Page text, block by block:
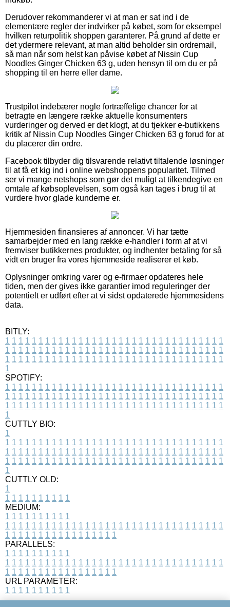
Derudover rekommanderer vi at man er sat ind i de
elementære regler der indvirker på købet, som for eksempel
hvilken returpolitik shoppen garanterer. På grund af dette er
det ydermere relevant, at man altid beholder sin ordremail,
så man når som helst kan påvise købet af Nissin Cup
Noodles Ginger Chicken 63 g, uden hensyn til om du er på
shopping til en herre eller dame.
Trustpilot indebærer nogle fortræffelige chancer for at
betragte en længere række aktuelle konsumenters
vurderinger og derved er det klogt, at du tjekker e-butikkens
kritik af Nissin Cup Noodles Ginger Chicken 63 g forud for at
du placerer din ordre.
Facebook tilbyder dig tilsvarende relativt tiltalende løsninger
til at få et kig ind i online webshoppens popularitet. Tilmed
ser vi mange netshops som gør det muligt at tilkendegive en
omtale af købsoplevelsen, som også kan tages i brug til at
vurdere hvor glade kunderne er.
Hjemmesiden finansieres af annoncer. Vi har tætte
samarbejder med en lang række e-handler i form af at vi
fremviser butikkernes produkter, og indhenter betaling for så
vidt en bruger fra vores hjemmeside realiserer et køb.
Oplysninger omkring varer og e-firmaer opdateres hele
tiden, men der gives ikke garantier imod reguleringer der
potentielt er udført efter at vi sidst opdaterede hjemmesidens
data.
BITLY:
1 1 1 1 1 1 1 1 1 1 1 1 1 1 1 1 1 1 1 1 1 1 1 1 1 1 1 1 1 1 1 1 1
1 1 1 1 1 1 1 1 1 1 1 1 1 1 1 1 1 1 1 1 1 1 1 1 1 1 1 1 1 1 1 1 1
1 1 1 1 1 1 1 1 1 1 1 1 1 1 1 1 1 1 1 1 1 1 1 1 1 1 1 1 1 1 1 1 1
1
SPOTIFY:
1 1 1 1 1 1 1 1 1 1 1 1 1 1 1 1 1 1 1 1 1 1 1 1 1 1 1 1 1 1 1 1 1
1 1 1 1 1 1 1 1 1 1 1 1 1 1 1 1 1 1 1 1 1 1 1 1 1 1 1 1 1 1 1 1 1
1 1 1 1 1 1 1 1 1 1 1 1 1 1 1 1 1 1 1 1 1 1 1 1 1 1 1 1 1 1 1 1 1
1
CUTTLY BIO:
1
1 1 1 1 1 1 1 1 1 1 1 1 1 1 1 1 1 1 1 1 1 1 1 1 1 1 1 1 1 1 1 1 1
1 1 1 1 1 1 1 1 1 1 1 1 1 1 1 1 1 1 1 1 1 1 1 1 1 1 1 1 1 1 1 1 1
1 1 1 1 1 1 1 1 1 1 1 1 1 1 1 1 1 1 1 1 1 1 1 1 1 1 1 1 1 1 1 1 1
1
CUTTLY OLD:
1
1 1 1 1 1 1 1 1 1 1
MEDIUM:
1 1 1 1 1 1 1 1 1 1
1 1 1 1 1 1 1 1 1 1 1 1 1 1 1 1 1 1 1 1 1 1 1 1 1 1 1 1 1 1 1 1 1
1 1 1 1 1 1 1 1 1 1 1 1 1 1 1 1 1
PARALLELS:
1 1 1 1 1 1 1 1 1 1
1 1 1 1 1 1 1 1 1 1 1 1 1 1 1 1 1 1 1 1 1 1 1 1 1 1 1 1 1 1 1 1 1
1 1 1 1 1 1 1 1 1 1 1 1 1 1 1 1 1
URL PARAMETER:
1 1 1 1 1 1 1 1 1 1